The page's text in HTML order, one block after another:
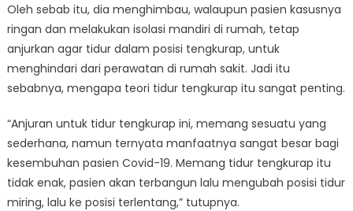
Oleh sebab itu, dia menghimbau, walaupun pasien kasusnya
ringan dan melakukan isolasi mandiri di rumah, tetap
anjurkan agar tidur dalam posisi tengkurap, untuk
menghindari dari perawatan di rumah sakit. Jadi itu
sebabnya, mengapa teori tidur tengkurap itu sangat penting.
“Anjuran untuk tidur tengkurap ini, memang sesuatu yang
sederhana, namun ternyata manfaatnya sangat besar bagi
kesembuhan pasien Covid-19. Memang tidur tengkurap itu
tidak enak, pasien akan terbangun lalu mengubah posisi tidur
miring, lalu ke posisi terlentang,” tutupnya.